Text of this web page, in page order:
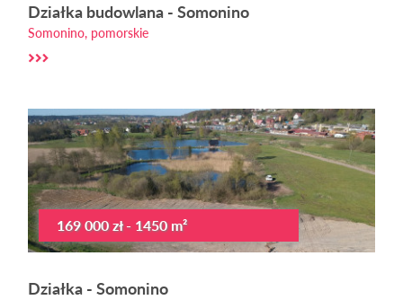
Działka budowlana - Somonino
Somonino, pomorskie
169 000 zł - 1450 m²
Działka - Somonino